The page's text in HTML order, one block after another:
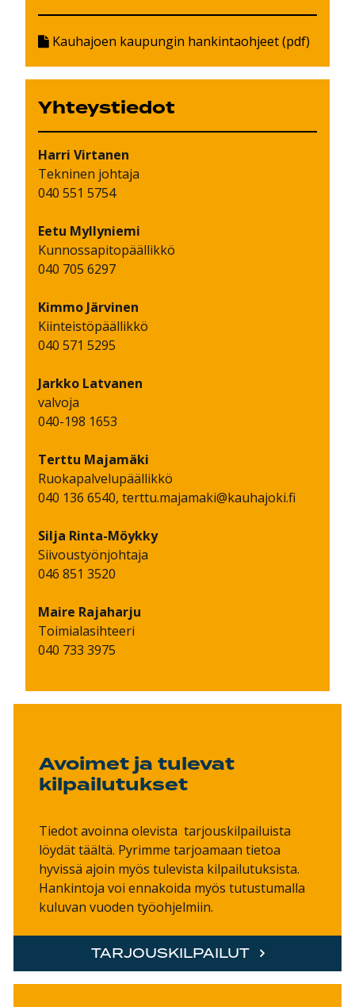
Kauhajoen kaupungin hankintaohjeet (pdf)
Yhteystiedot
Harri Virtanen
Tekninen johtaja
040 551 5754
Eetu Myllyniemi
Kunnossapitopäällikkö
040 705 6297
KimmoJärvinen
Kiinteistöpäällikkö
040 571 5295
JarkkoLatvanen
valvoja
040-198 1653
Terttu Majamäki
Ruokapalvelupäällikkö
040 136 6540, terttu.majamaki@kauhajoki.fi
Silja Rinta-Möykky
Siivoustyönjohtaja
046 851 3520
Maire Rajaharju
Toimialasihteeri
040 733 3975
Avoimet ja tulevat
kilpailutukset
Tiedot avoinna olevista tarjouskilpailuista
löydät täältä. Pyrimme tarjoamaan tietoa
hyvissä ajoin myös tulevista kilpailutuksista.
Hankintoja voi ennakoida myös tutustumalla
kuluvan vuoden työohjelmiin.
TARJOUSKILPAILUT